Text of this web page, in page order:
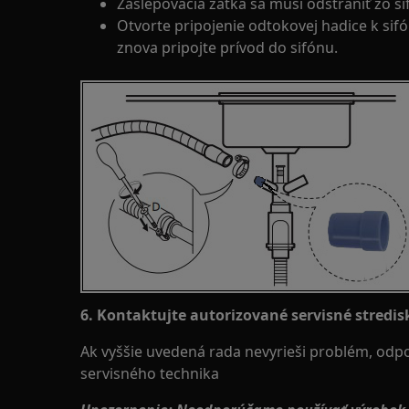
Otvorte pripojenie odtokovej hadice k
znova pripojte prívod do sifónu.
6. Kontaktujte autorizované servisné
Ak vyššie uvedená rada nevyrieši problém,
servisného technika